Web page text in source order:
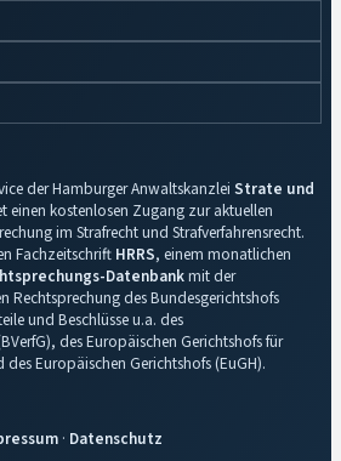
der Hamburger Anwaltskanzlei Strate und
einen kostenlosen Zugang zur aktuellen
im Strafrecht und Strafverfahrensrecht.
Fachzeitschrift HRRS, einem monatlichen
Datenbankmit der
Rechtsprechung des Bundesgerichtshofs
und Beschlüsse u.a. des
des Europäischen Gerichtshofs für
des Europäischen Gerichtshofs (EuGH).
· Datenschutz